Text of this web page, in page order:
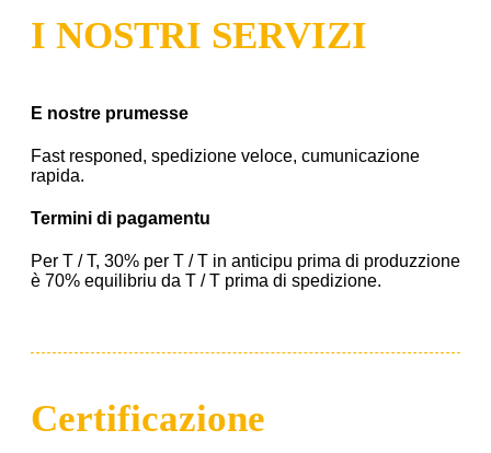
I NOSTRI SERVIZI
E nostre prumesse
Fast responed, spedizione veloce, cumunicazione
rapida.
Termini di pagamentu
Per T / T, 30% per T / T in anticipu prima di produzzione
è 70% equilibriu da T / T prima di spedizione.
Certificazione